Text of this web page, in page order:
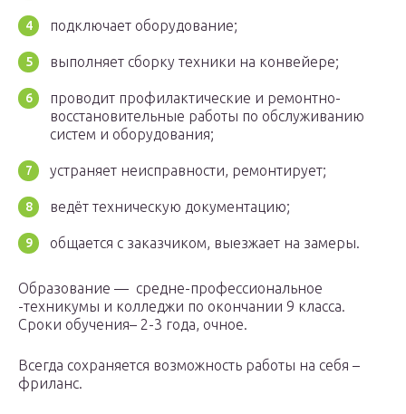
подключает оборудование;
выполняет сборку техники на конвейере;
проводит профилактические и ремонтно-
восстановительные работы по обслуживанию
систем и оборудования;
устраняет неисправности, ремонтирует;
ведёт техническую документацию;
общается с заказчиком, выезжает на замеры.
Образование — средне-профессиональное
-техникумы и колледжи по окончании 9 класса.
Сроки обучения– 2-3 года, очное.
Всегда сохраняется возможность работы на себя –
фриланс.